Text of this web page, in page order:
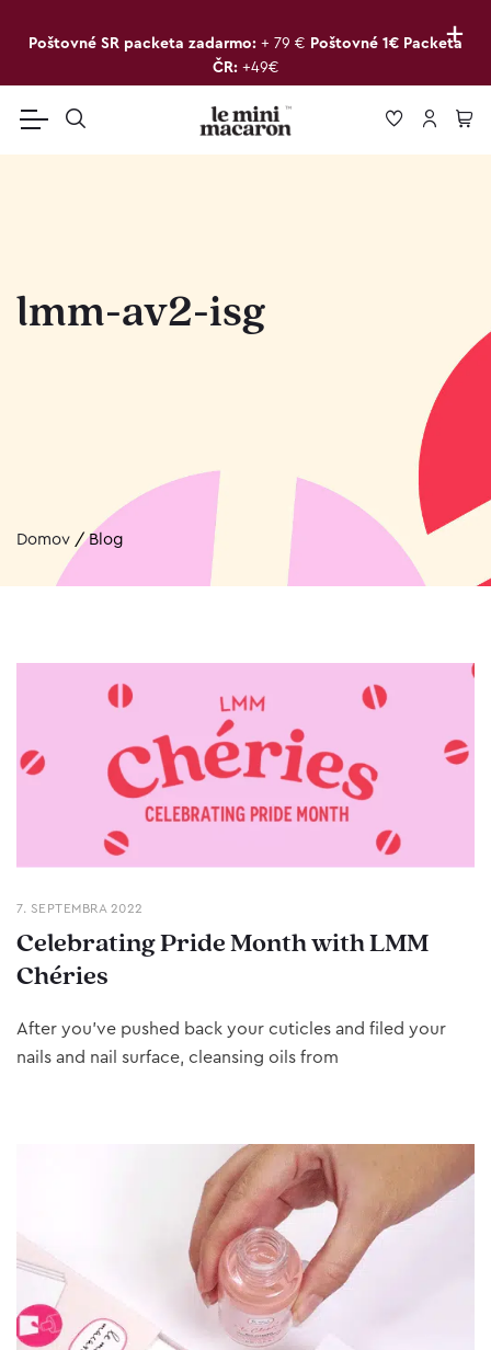
+
Poštovné SR packeta zadarmo: + 79 € Poštovné 1€ Packeta
ČR: +49€
lmm-av2-isg
Domov /Blog
7. SEPTEMBRA 2022
Celebrating Pride Month with LMM
Chéries
After you’ve pushed back your cuticles and filed your
nails and nail surface, cleansing oils from